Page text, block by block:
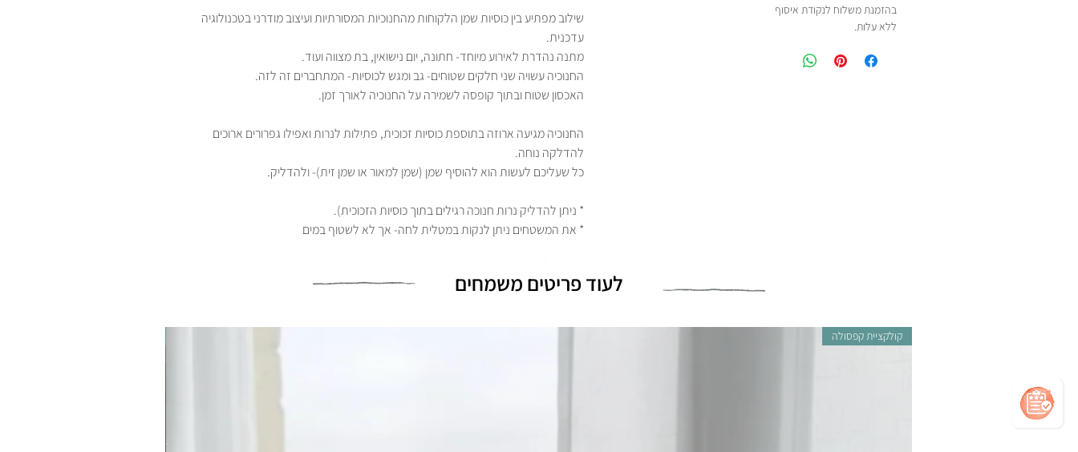
שילוב מפתיע בין כוסיות שמן הלקוחות מהחנוכיות המסורתיות ועיצוב מודרני בטכנולוגיה
עדכנית.
מתנה נהדרת לאירוע מיוחד- חתונה, יום נישואין, בת מצווה ועוד.
החנוכיה עשויה שני חלקים שטוחים- גב ומגש לכוסיות- המתחברים זה לזה.
האכסון שטוח ובתוך קופסה לשמירה על החנוכיה לאורך זמן.
החנוכיה מגיעה ארוזה בתוספת כוסיות זכוכית, פתילות לנרות ואפילו גפרורים ארוכים
להדלקה נוחה.
כל שעליכם לעשות הוא להוסיף שמן (שמן למאור או שמן זית)- ולהדליק.
* ניתן להדליק נרות חנוכה רגילים בתוך כוסיות הזכוכית).
* את המשטחים ניתן לנקות במטלית לחה- אך לא לשטוף במים
בהזמנת משלוח לנקודת איסוף
ללא עלות.
לעוד פריטים משמחים
קולקציית קפסולה